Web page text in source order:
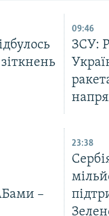
09:46
ЗСУ:
–
23:38